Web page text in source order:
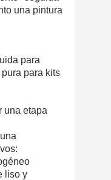
una pintura
para
para kits
una etapa
liso y